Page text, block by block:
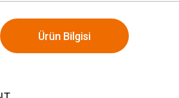
Ürün Bilgisi